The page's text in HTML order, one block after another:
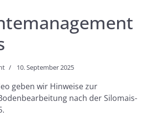
10. September 2025
geben wir Hinweise zur
nach der Silomais-